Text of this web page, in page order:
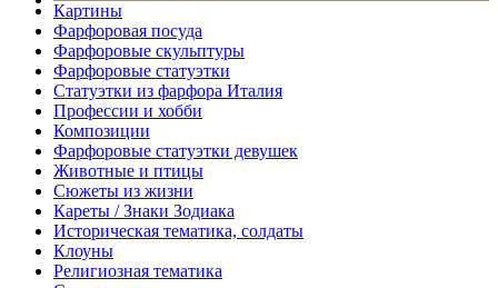
Картины
Фарфоровая посуда
Фарфоровые скульптуры
Фарфоровые статуэтки
Статуэтки из фарфора Италия
Профессии и хобби
Композиции
Фарфоровые статуэтки девушек
Животные и птицы
Сюжеты из жизни
Кареты / Знаки Зодиака
Историческая тематика, солдаты
Клоуны
Религиозная тематика